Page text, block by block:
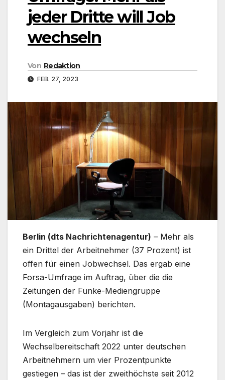
jeder Dritte will Job
wechseln
Von Redaktion
FEB. 27, 2023
Berlin (dts Nachrichtenagentur) – Mehr als
ein Drittel der Arbeitnehmer (37 Prozent) ist
offen für einen Jobwechsel. Das ergab eine
Forsa-Umfrage im Auftrag, über die die
Zeitungen der Funke-Mediengruppe
(Montagausgaben) berichten.
Im Vergleich zum Vorjahr ist die
Wechselbereitschaft 2022 unter deutschen
Arbeitnehmern um vier Prozentpunkte
gestiegen – das ist der zweithöchste seit 2012